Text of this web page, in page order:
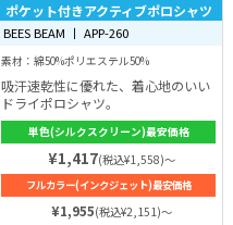
ポケット付きアクティブポロシャツ
BEES BEAM 丨 APP-260
素材：綿50%ポリエステル50%
吸汗速乾性に優れた、着心地のいい
ドライポロシャツ。
単色(シルクスクリーン)最安価格
¥1,417(税込¥1,558)～
フルカラー(インクジェット)最安価格
¥1,955(税込¥2,151)～